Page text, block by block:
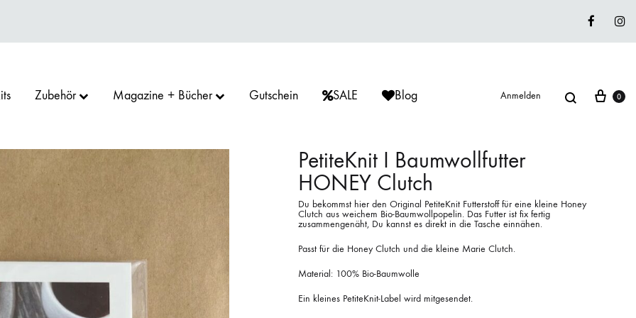
CAMAROSE ÈRIU
GARN HEDGEHOG FIBRES
Zubehör
COCOKNITS ISAGER
KOKON YARN
Magazine + Bücher
ERIKA KNIGHT ISAGER
LAMANA
Gutschein SALE Blog Anmelden Suche
Lieblingswolle
0
PetiteKnit I Baumwollfutter
HONEY Clutch
Du bekommst hier den Original PetiteKnit Futterstoff für eine kleine Honey
Clutch aus weichem Bio-Baumwollpopelin. Das Futter ist fix fertig
zusammengenäht, Du kannst es direkt in die Tasche einnähen.
Passt für die Honey Clutch und die kleine Marie Clutch.
Material: 100% Bio-Baumwolle
Ein kleines PetiteKnit-Label wird mitgesendet.